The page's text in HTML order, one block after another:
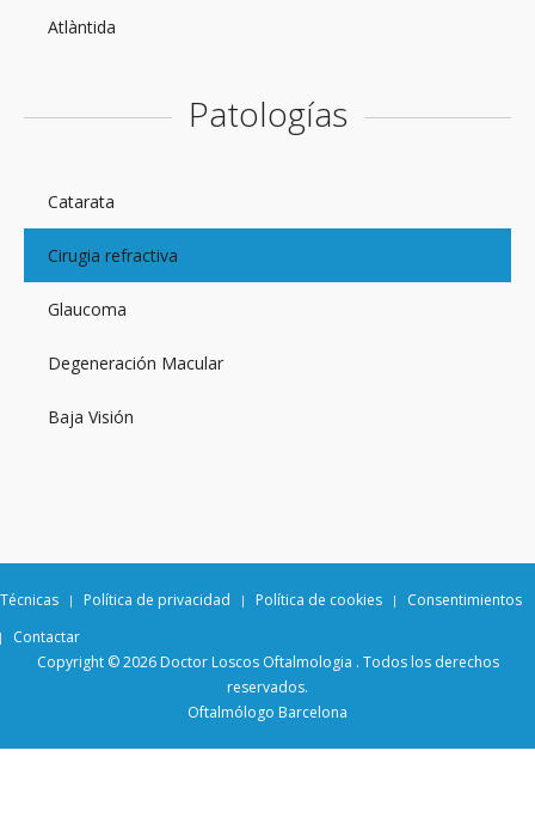
Atlàntida
Patologías
Catarata
Cirugia refractiva
Glaucoma
Degeneración Macular
Baja Visión
Técnicas Política de privacidad Política de cookies
Consentimientos
Contactar
Copyright © 2026 Doctor Loscos Oftalmologia . Todos los derechos
reservados.
Oftalmólogo Barcelona